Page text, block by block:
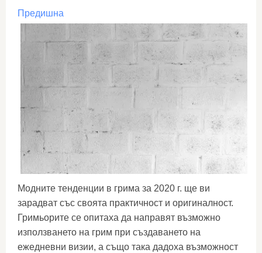
Предишна
Модните тенденции в грима за 2020 г. ще ви
зарадват със своята практичност и оригиналност.
Гримьорите се опитаха да направят възможно
използването на грим при създаването на
ежедневни визии, а също така дадоха възможност